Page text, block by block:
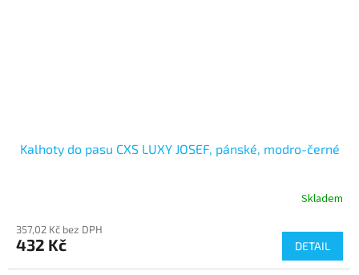
Kalhoty do pasu CXS LUXY JOSEF, pánské, modro-černé
Skladem
357,02 Kč bez DPH
432 Kč DETAIL